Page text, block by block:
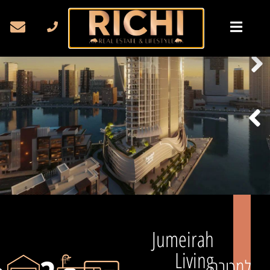
Jumeirah
Living